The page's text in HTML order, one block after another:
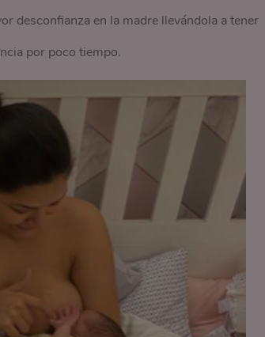
desconfianza en la madre llevándola a tener
por poco tiempo.